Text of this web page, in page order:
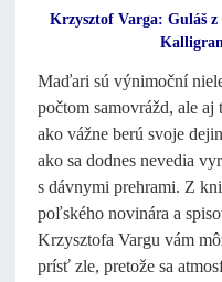
Krzysztof Varga: Guláš
Maďari sú výnimoční
počtom samovrážd, ale aj
ako vážne berú svoje
ako sa dodnes nevedia
s dávnymi prehrami. Z
poľského novinára a
Krzysztofa Vargu vám
prísť zle, pretože sa